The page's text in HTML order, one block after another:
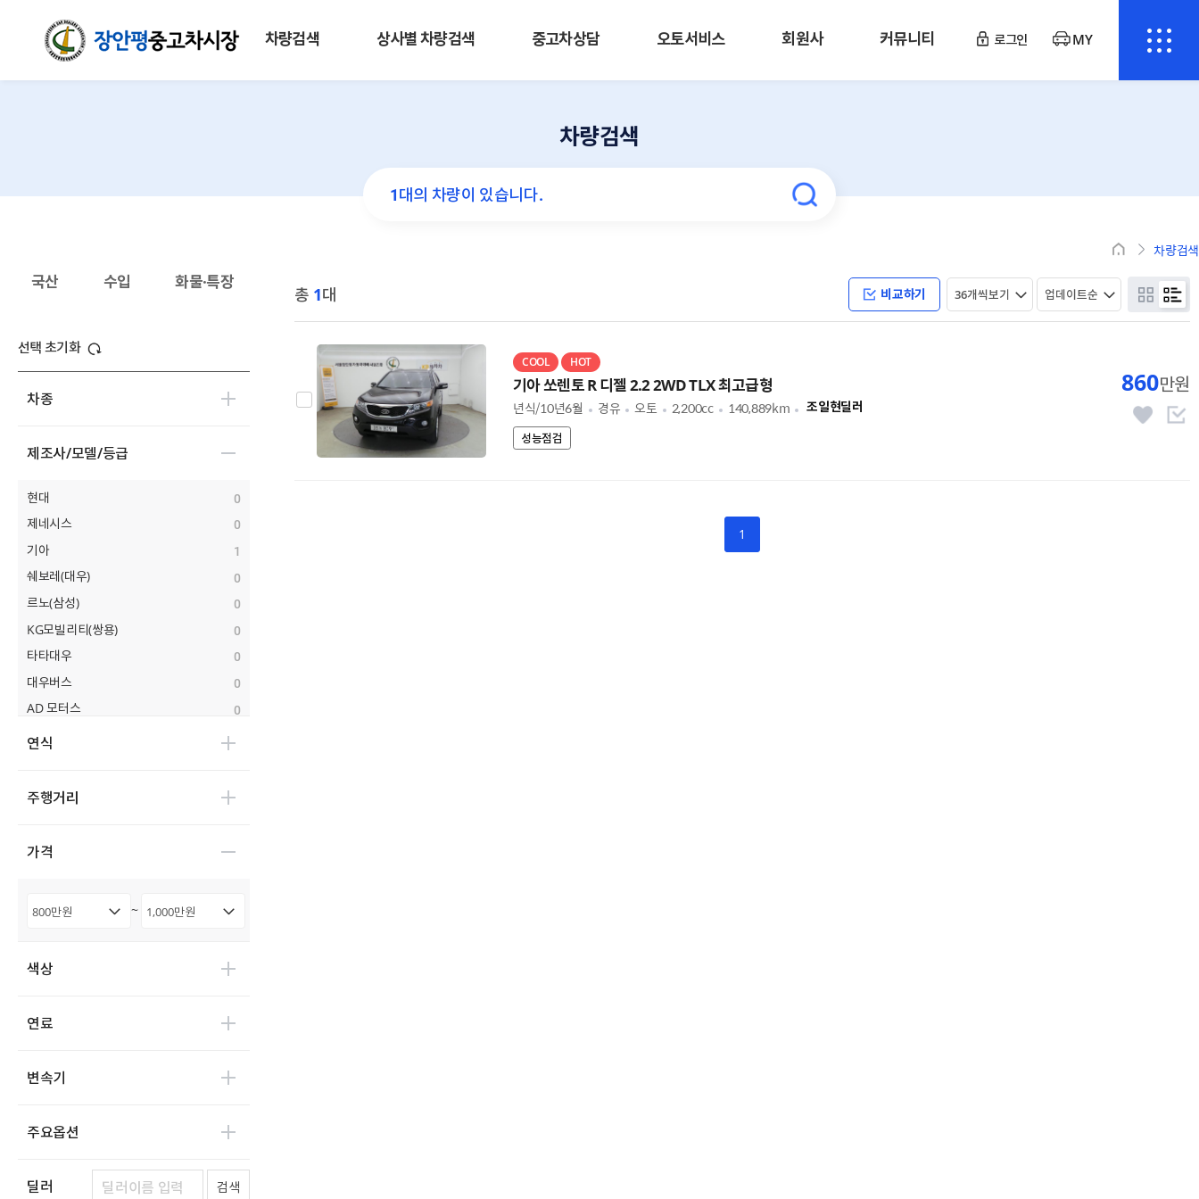
차량검색 상사별 차량검색 중고차상담 오토서비스 회원사 커뮤니티 로그인 MY
차량검색
차량검색
국산 수입 화물·특장
선택 초기화
차종
제조사/모델/등급
현대 0
제네시스 0
기아 1
쉐보레(대우) 0
르노(삼성) 0
KG모빌리티(쌍용) 0
타타대우 0
대우버스 0
AD 모터스 0
비바모빌리티(JJ 모터스)
범한자동차
스마트이브이
어울림 0
이비온 0
파워프라자 0
한국쓰리축 0
한국특장기술 0
연식
주행거리
가격
~
색상
연료
변속기
주요옵션
딜러 검색
총 1대 비교하기
COOL HOT
기아 쏘렌토 R 디젤 2.2 2WD TLX 최고급형
년식/10년6월 경유 오토 2,200cc 140,889km 조일현딜러
성능점검
860만원
1